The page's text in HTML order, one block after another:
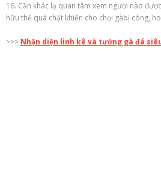
16. Cần khác lạ quan tâm xem người nào
hữu thể quá chặt khiến cho chọi gàbị cóng,
>>> Nhận diện linh kê và tướng gà đá